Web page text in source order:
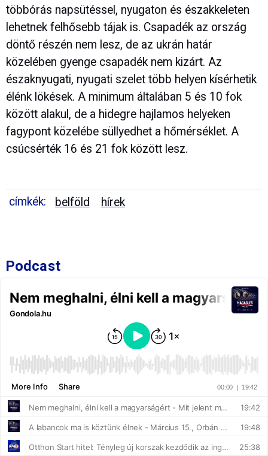
többórás napsütéssel, nyugaton és északkeleten
lehetnek felhősebb tájak is. Csapadék az ország
döntő részén nem lesz, de az ukrán határ
közelében gyenge csapadék nem kizárt. Az
északnyugati, nyugati szelet több helyen kísérhetik
élénk lökések. A minimum általában 5 és 10 fok
között alakul, de a hidegre hajlamos helyeken
fagypont közelébe süllyedhet a hőmérséklet. A
csúcsérték 16 és 21 fok között lesz.
címkék: belföld hírek
Podcast